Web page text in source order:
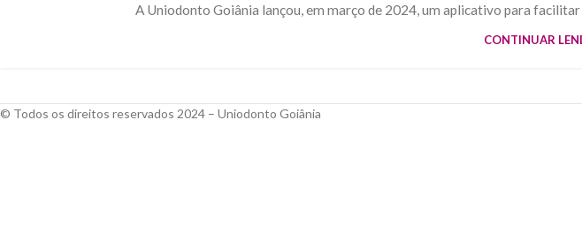
A Uniodonto Goiânia lançou, em março de 2024, um aplicativo para
CONTINUAR
© Todos os direitos reservados 2024 – Uniodonto Goiânia